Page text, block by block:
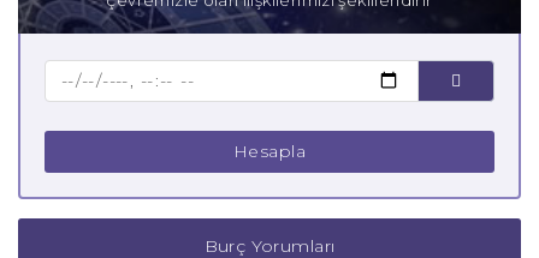
Baba Balık Burcu
Hesapla
Burç Yorumları